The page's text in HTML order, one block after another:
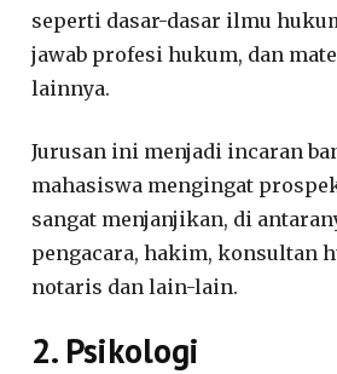
seperti dasar-dasar ilmu
jawab profesi hukum, dan
lainnya.
Jurusan ini menjadi incaran
mahasiswa mengingat
sangat menjanjikan, di
pengacara, hakim, konsultan
notaris dan lain-lain.
2. Psikologi